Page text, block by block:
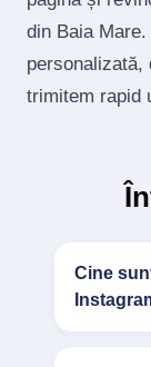
din Baia
trimitem rapid
Cine